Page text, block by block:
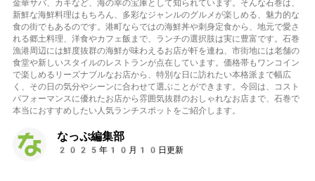
金華サバ、カキなど、海の幸の宝庫として知られています。そんな石巻は、
新鮮な海鮮料理はもちろん、多彩なジャンルのグルメが楽しめる、魅力的な
食の街でもあるのです。港町ならではの海鮮丼や刺身定食から、地元で愛さ
れる郷土料理、洋食やカフェ飯まで、ランチの選択肢は実に豊富です。石巻
漁港周辺には鮮度抜群の海鮮が味わえるお店が軒を連ね、市街地には老舗の
食堂や新しいスタイルのレストランが点在しています。価格帯もワンコイン
で楽しめるリーズナブルなお店から、特別な日に訪れたい本格派まで幅広
く、その日の気分やシーンに合わせて選ぶことができます。今回は、コスト
パフォーマンスに優れたお店から雰囲気抜群のおしゃれなお店まで、石巻で
本当におすすめしたい人気ランチスポットをご紹介します。
なっぷ編集部
2025年10月10日更新